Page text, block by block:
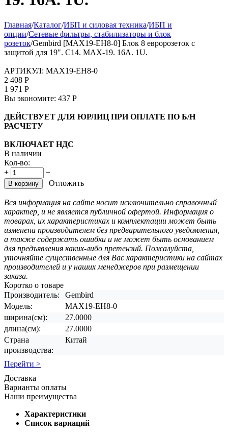
Главная/Каталог/ИБП и силовая техника/ИБП и
опции/Сетевые фильтры, стабилизаторы и блок
розеток/Gembird [MAX19-EH8-0] Блок 8 евророзеток с
защитой для 19". C14. MAX-19. 16A. 1U.
АРТИКУЛ: MAX19-EH8-0
2 408 Р
1 971 Р
Вы экономите: 437 Р
ДЕЙСТВУЕТ ДЛЯ ЮРЛИЦ ПРИ ОПЛАТЕ ПО Б/Н
РАСЧЕТУ
ВКЛЮЧАЕТ НДС
В наличии
Кол-во:
+
−
В корзину Отложить
Вся информация на сайте носит исключительно справочный
характер, и не является публичной офертой. Информация о
товарах, их характеристиках и комплектации может быть
изменена производителем без предварительного уведомления,
а также содержать ошибки и не может быть основанием
для предъявления каких-либо претензий. Пожалуйста,
уточняйте существенные для Вас характеристики на сайтах
производителей и у наших менеджеров при размещении
заказа.
Коротко о товаре
Производитель:
Gembird
Модель:
MAX19-EH8-0
ширина(см):
27.0000
длина(см):
27.0000
Страна
производства:
Китай
Перейти >
Доставка
Варианты оплаты
Наши преимущества
Характеристики
Список вариаций